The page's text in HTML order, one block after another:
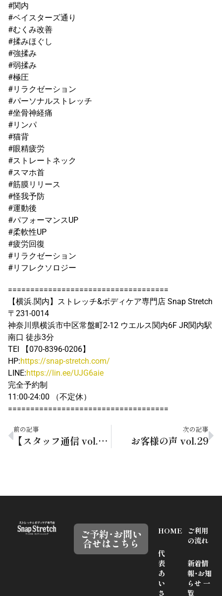
#関内
#ベイスターズ通り
#むくみ改善
#揉みほぐし
#強揉み
#弱揉み
#極圧
#リラクゼーション
#パーソナルストレッチ
#坐骨神経痛
#リンパ
#猫背
#眼精疲労
#ストレートネック
#スマホ首
#筋膜リリース
#怪我予防
#運動後
#パフォーマンスUP
#柔軟性UP
#疲労回復
#リラクゼーション
#リフレクソロジー
====================================
【横浜.関内】ストレッチ&ボディケア専門店 Snap Stretch
〒231-0014
神奈川県横浜市中区常盤町2-12 ウエルス関内6F JR関内駅
南口 徒歩3分
TEl 【070-8396-0206】
HP:https://snap-stretch.com/
LINE:https://lin.ee/UJG6aie
完全予約制
11:00-24:00 （不定休）
====================================
前の記事
【スタッフ通信 vol.18】良い汗と悪い汗
次の記事
お客様の声 vol.29
HOME
代
表
あ
い
さ
ご利用
の流れ
新着情
報･お知
らせ 一
覧
ご予約･お問い
合せはこちら